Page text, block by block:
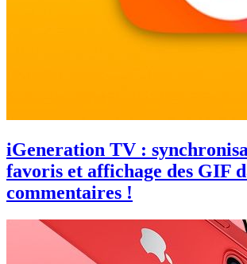
iGeneration TV :
favoris et affichage des GIF
commentaires !